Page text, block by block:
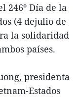
246º Día de la
(4 dejulio de
la solidaridad
países.
presidenta
Estados